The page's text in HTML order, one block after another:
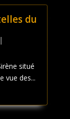
du
situé
vue des...